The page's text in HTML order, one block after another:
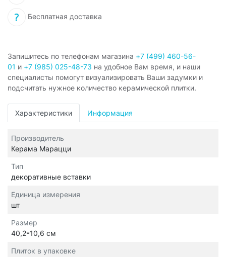
Бесплатная доставка
Запишитесь по телефонам магазина +7 (499) 460-56-
01 и +7 (985) 025-48-73 на удобное Вам время, и наши
специалисты помогут визуализировать Ваши задумки и
подсчитать нужное количество керамической плитки.
Характеристики Информация
Производитель
Керама Марацци
Тип
декоративные вставки
Единица измерения
шт
Размер
40,2*10,6 см
Плиток в упаковке